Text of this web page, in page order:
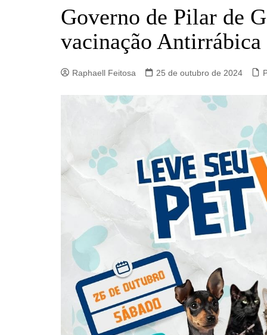
Campinorte
Campos Verdes
Estrela do Norte
Goianésia
Goiânia
Guarinos
Hidrolina
Ipiranga de Goiás
Itaberaí
Itaguaru
Itapuranga
Jaraguá
Governo de Pilar de
vacinação Antirrábica
Raphaell Feitosa 25 de outubro de 2024